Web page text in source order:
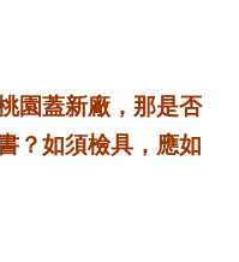
園蓋新廠，那是否
？如須檢具，應如